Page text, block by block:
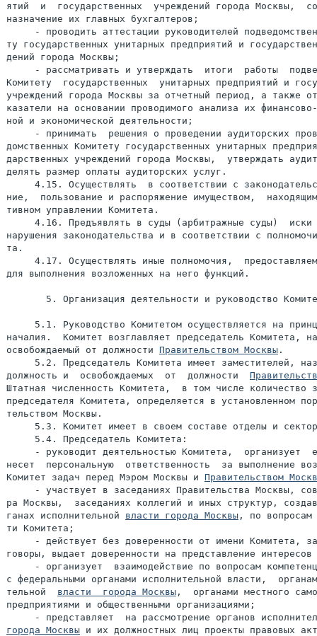
ятий  и  государственных  учреждений города Москвы,
назначение их главных бухгалтеров;
- проводить аттестации руководителей
ту государственных унитарных предприятий и
дений города Москвы;
- рассматривать и утверждать  итоги  работы
Комитету  государственных  унитарных предприятий и
учреждений города Москвы за отчетный период, а также
казатели на основании проводимого анализа их
ной и экономической деятельности;
- принимать  решения о проведении аудиторских
домственных Комитету государственных унитарных
дарственных учреждений города Москвы,  утверждать
делять размер оплаты аудиторских услуг.
4.15. Осуществлять  в соответствии с
ние,  пользование и распоряжение имуществом,
тивном управлении Комитета.
4.16. Предъявлять в суды (арбитражные суды)  иски
нарушения законодательства и в соответствии с
та.
4.17. Осуществлять иные полномочия,
для выполнения возложенных на него функций.
5. Организация деятельности и руководство
5.1. Руководство Комитетом осуществляется на
началия.  Комитет возглавляет председатель Комитета,
освобождаемый от должности Правительством Москвы .
5.2. Председатель Комитета имеет заместителей,
должность и  освобождаемых  от  должности
Штатная численность Комитета,  в том числе количество
председателя Комитета, определяется в установленном
тельством Москвы.
5.3. Комитет имеет в своем составе отделы и
     5.4. Председатель Комитета:
- руководит деятельностью Комитета,  организует
несет  персональную  ответственность  за выполнение
Комитет задач перед Мэром Москвы и Правительством
- участвует в заседаниях Правительства Москвы,
ра Москвы,  заседаниях коллегий и иных структур,
ганах исполнительной власти города Москвы , по вопросам
ти Комитета;
- действует без доверенности от имени Комитета,
говоры, выдает доверенности на представление
- организует  взаимодействие по вопросам
с федеральными органами исполнительной власти,
тельной власти  города Москвы ,  органами местного
предприятиями и общественными организациями;
- представляет  на рассмотрение органов
города Москвы и их должностных лиц проекты правовых